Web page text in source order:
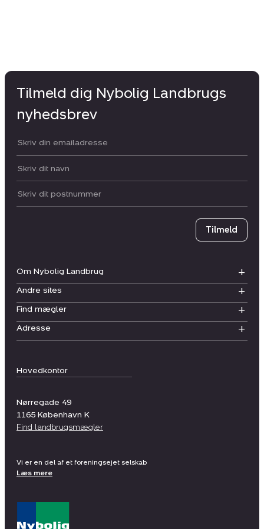
Hovedkontor
Nørregade 49
1165 København K
Find landbrugsmægler
Om Nybolig Landbrug
Andre sites
Find mægler
Adresse
Tilmeld dig Nybolig Landbrugs
nyhedsbrev
Din email:
Dit navn:
Postnummer
Tilmeld
Vi er en del af et foreningsejet selskab
Læs mere